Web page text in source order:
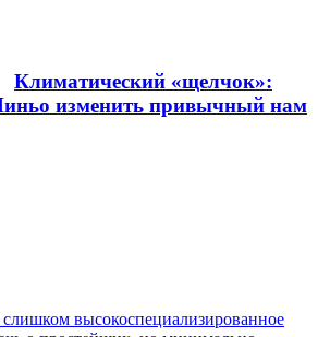
Климатический «щелчок»:
изменить привычный нам
высокоспециализированное